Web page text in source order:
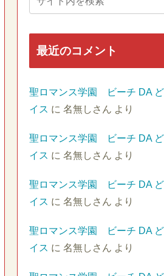
最近のコメント
聖ロマンス学園 ビーチ DA
イス に 名無しさん より
聖ロマンス学園 ビーチ DA
イス に 名無しさん より
聖ロマンス学園 ビーチ DA
イス に 名無しさん より
聖ロマンス学園 ビーチ DA
イス に 名無しさん より